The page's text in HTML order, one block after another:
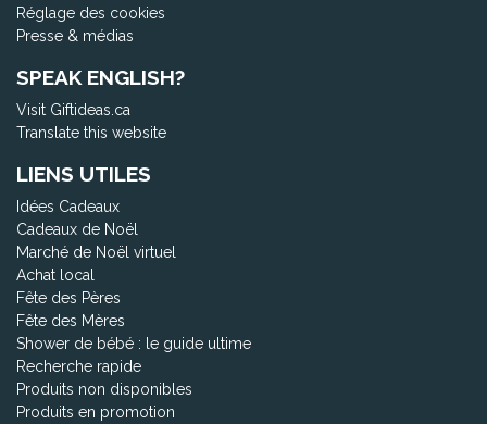
Réglage des cookies
Presse & médias
SPEAK ENGLISH?
Visit Giftideas.ca
Translate this website
LIENS UTILES
Idées Cadeaux
Cadeaux de Noël
Marché de Noël virtuel
Achat local
Fête des Pères
Fête des Mères
Shower de bébé : le guide ultime
Recherche rapide
Produits non disponibles
Produits en promotion